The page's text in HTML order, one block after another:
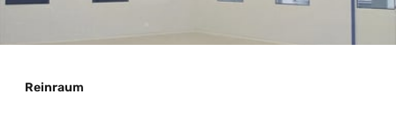
Reinraum